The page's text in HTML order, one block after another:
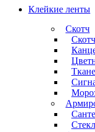
Клейкие ленты
Скотч